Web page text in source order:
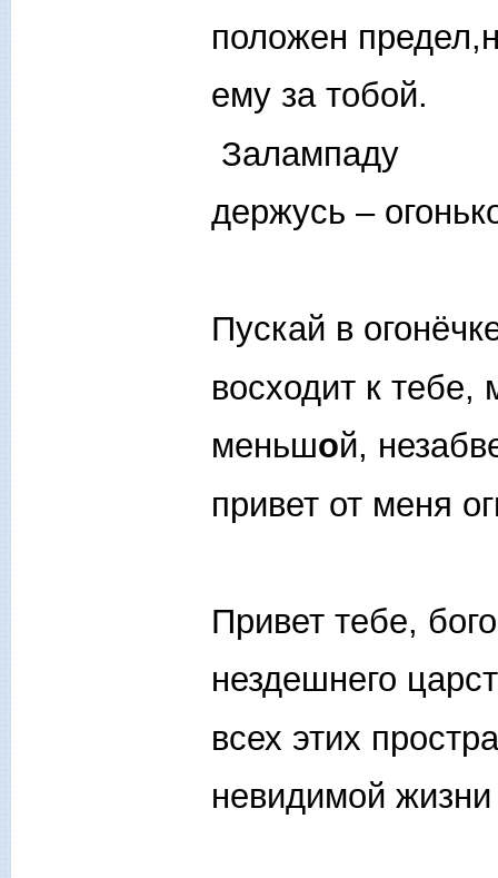
положен
ему за тобой.
Залампаду
держусь –
Пускай в
восходит к тебе,
меньшой,
привет от меня
Привет тебе,
нездешнего
всех этих
невидимой